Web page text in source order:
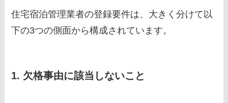
住宅宿泊管理業者の登録要件は、大きく分けて以
下の3つの側面から構成されています。
1. 欠格事由に該当しないこと